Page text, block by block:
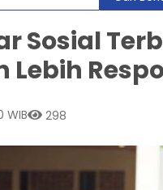
Sosial
Lebih
WIB 298